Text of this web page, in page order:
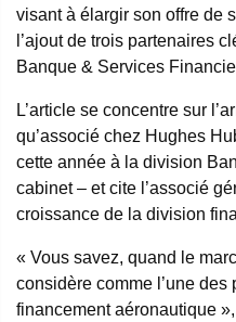
visant à élargir son offre de
l’ajout de trois partenaires
Banque & Services
L’article se concentre sur
qu’associé chez Hughes
cette année à la division
cabinet – et cite l’associé
croissance de la division
« Vous savez, quand le
considère comme l’une
financement aéronautique